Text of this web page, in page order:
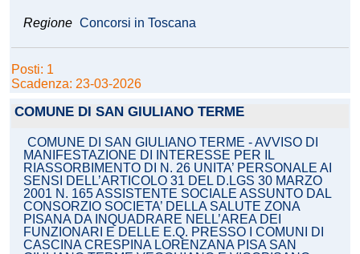
Regione Concorsi in Toscana
Posti: 1
Scadenza: 23-03-2026
COMUNE DI SAN GIULIANO TERME
COMUNE DI SAN GIULIANO TERME - AVVISO DI
MANIFESTAZIONE DI INTERESSE PER IL
RIASSORBIMENTO DI N. 26 UNITA’ PERSONALE AI
SENSI DELL’ARTICOLO 31 DEL D.LGS 30 MARZO
2001 N. 165 ASSISTENTE SOCIALE ASSUNTO DAL
CONSORZIO SOCIETA’ DELLA SALUTE ZONA
PISANA DA INQUADRARE NELL’AREA DEI
FUNZIONARI E DELLE E.Q. PRESSO I COMUNI DI
CASCINA CRESPINA LORENZANA PISA SAN